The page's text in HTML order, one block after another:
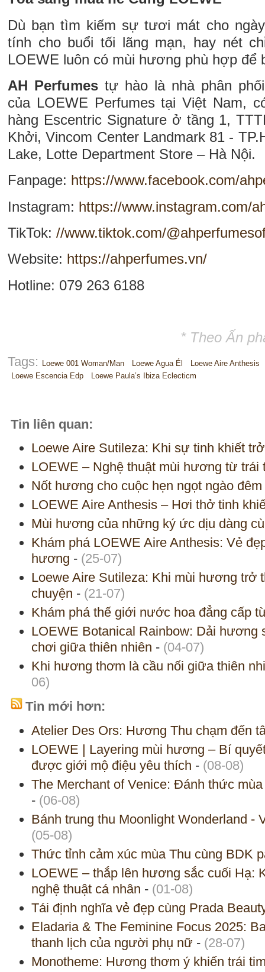
Dù bạn tìm kiếm sự tươi mát cho
tính cho buổi tối lãng mạn, hay nét
LOEWE luôn có mùi hương phù hợp để
AH Perfumes tự hào là nhà phân
của LOEWE Perfumes tại Việt Nam,
hàng Escentric Signature ở tầng 1,
Khởi, Vincom Center Landmark 81 -
Lake, Lotte Department Store – Hà Nội.
Fanpage: https://www.facebook.com/
Instagram: https://www.instagram.com/
TikTok: //www.tiktok.com/
Website: https://ahperfumes.vn/
Hotline: 079 263 6188
* Theo Ấn
Tags: Loewe 001 Woman/man Loewe Agua Él
Loewe Aire Anthesis
Loewe Escencia Edp
Loewe Paula’s Ibiza Eclecticm
Tin liên quan:
Loewe Aire Sutileza: Khi sự tinh khiết
LOEWE – Nghệ thuật mùi hương từ trái
Nốt hương cho cuộc hẹn ngọt ngào đêm
LOEWE Aire Anthesis – Hơi thở tinh
Mùi hương của những ký ức dịu dàng
Khám phá LOEWE Aire Anthesis: Vẻ
hương - (25-07)
Loewe Aire Sutileza: Khi mùi hương trở
chuyện - (21-07)
Khám phá thế giới nước hoa đẳng cấp
LOEWE Botanical Rainbow: Dải hương
chơi giữa thiên nhiên - (04-07)
Khi hương thơm là cầu nối giữa thiên
06)
Tin mới hơn:
Atelier Des Ors: Hương Thu chạm đến
LOEWE | Layering mùi hương – Bí
được giới mộ điệu yêu thích - (08-08)
The Merchant of Venice: Đánh thức
- (06-08)
Bánh trung thu Moonlight Wonderland -
(05-08)
Thức tỉnh cảm xúc mùa Thu cùng BDK
LOEWE – thắp lên hương sắc cuối Hạ:
nghệ thuật cá nhân - (01-08)
Tái định nghĩa vẻ đẹp cùng Prada
Eladaria & The Feminine Focus 2025:
thanh lịch của người phụ nữ - (28-07)
Monotheme: Hương thơm ý khiến trái